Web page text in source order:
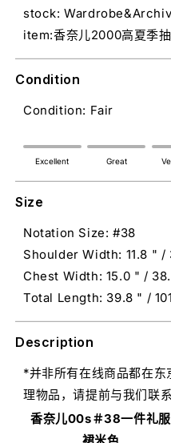
stock:
item:香奈儿2000高夏季
Condition
Condition: Fair
Excellent Great
Size
Notation Size: #38
Shoulder Width: 11.8 " /
Chest Width: 15.0 " /
Total Length: 39.8 " /
Description
*并非所有在线商品都在
理物品，请提前与我们联系
香奈儿00s＃38一件礼服